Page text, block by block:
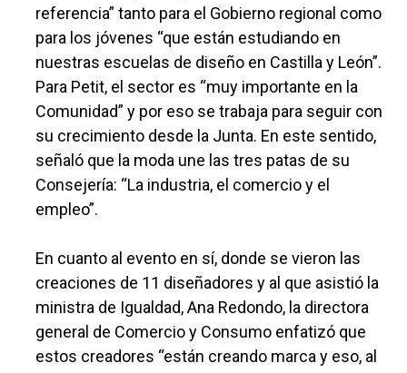
referencia” tanto para el Gobierno regional como
para los jóvenes “que están estudiando en
nuestras escuelas de diseño en Castilla y León”.
Para Petit, el sector es “muy importante en la
Comunidad” y por eso se trabaja para seguir con
su crecimiento desde la Junta. En este sentido,
señaló que la moda une las tres patas de su
Consejería: “La industria, el comercio y el
empleo”.
En cuanto al evento en sí, donde se vieron las
creaciones de 11 diseñadores y al que asistió la
ministra de Igualdad, Ana Redondo, la directora
general de Comercio y Consumo enfatizó que
estos creadores “están creando marca y eso, al